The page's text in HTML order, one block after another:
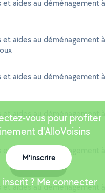
et aides au déménagement à
et aides au déménagement à
et aides au déménagement à
et aides au déménagement à
et aides au déménagement à
et aides au déménagement à
vous pour profiter
d'AlloVoisins
M'inscrire
inscrit ? Me connecter